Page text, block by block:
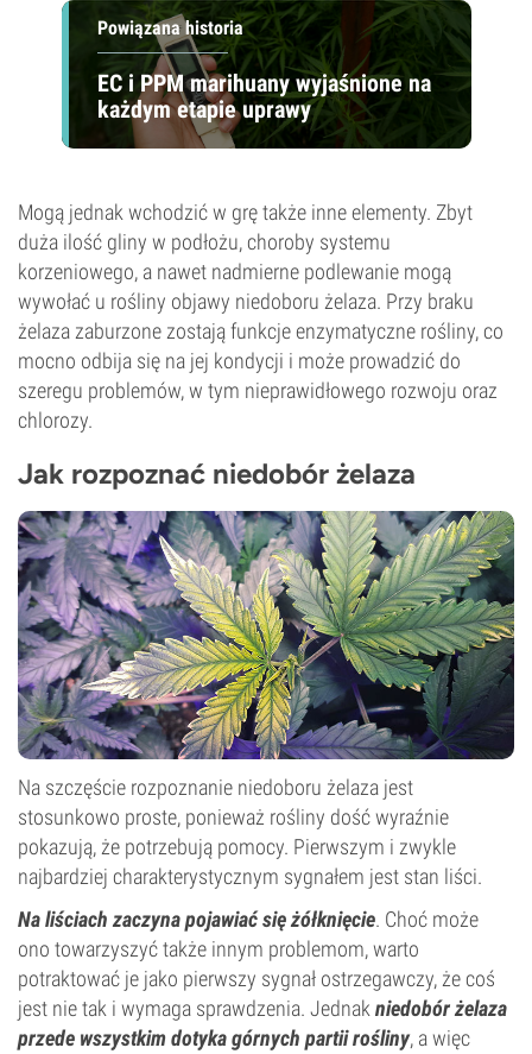
Powiązana historia
EC i PPM marihuany wyjaśnione na
każdym etapie uprawy
Mogą jednak wchodzić w grę także inne elementy. Zbyt
duża ilość gliny w podłożu, choroby systemu
korzeniowego, a nawet nadmierne podlewanie mogą
wywołać u rośliny objawy niedoboru żelaza. Przy braku
żelaza zaburzone zostają funkcje enzymatyczne rośliny, co
mocno odbija się na jej kondycji i może prowadzić do
szeregu problemów, w tym nieprawidłowego rozwoju oraz
chlorozy.
Jak rozpoznać niedobór żelaza
Na szczęście rozpoznanie niedoboru żelaza jest
stosunkowo proste, ponieważ rośliny dość wyraźnie
pokazują, że potrzebują pomocy. Pierwszym i zwykle
najbardziej charakterystycznym sygnałem jest stan liści.
Na liściach zaczyna pojawiać się żółknięcie. Choć może
ono towarzyszyć także innym problemom, warto
potraktować je jako pierwszy sygnał ostrzegawczy, że coś
jest nie tak i wymaga sprawdzenia. Jednak niedobór żelaza
przede wszystkim dotyka górnych partii rośliny, a więc